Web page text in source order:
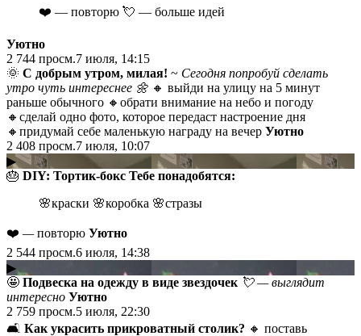
❤️ — повторю 💘 — больше идей
Уютно
2 744 просм.7 июля, 14:15
🌞 С добрым утром, милая! ~ Сегодня попробуй сделать
утро чуть интереснее 🌼 🔸 выйди на улицу на 5 минут
раньше обычного 🔸обрати внимание на небо и погоду
🔸сделай одно фото, которое передаст настроение дня
🔸придумай себе маленькую награду на вечер Уютно
2 408 просм.7 июля, 10:07
▶
🎂 DIY: Тортик-бокс Тебе понадобятся:
🌸краски 🌸коробка 🌸стразы
❤️ —повторю Уютно
2 544 просм.6 июля, 14:38
▶
🤩 Подвеска на одежду в виде звездочек 💘 — выглядит
интересно Уютно
2 759 просм.5 июля, 22:30
🛋️ Как украсить прикроватный столик? 🔸 поставь